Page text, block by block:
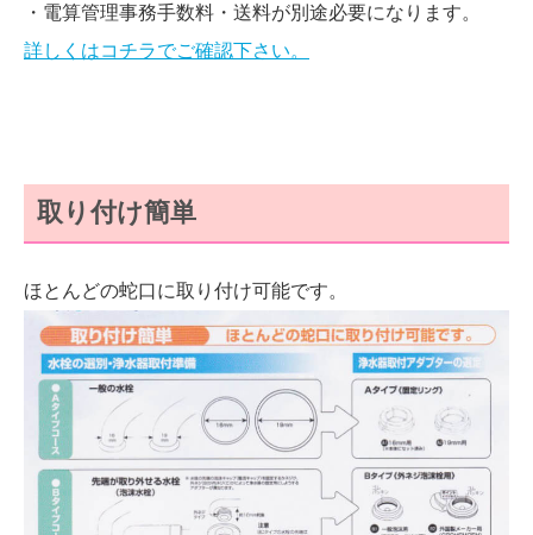
・電算管理事務手数料・送料が別途必要になります。
詳しくはコチラでご確認下さい。
取り付け簡単
ほとんどの蛇口に取り付け可能です。